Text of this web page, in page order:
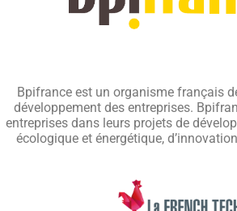
Bpifrance est un organisme français
développement des entreprises.
entreprises dans leurs projets de
écologique et énergétique,